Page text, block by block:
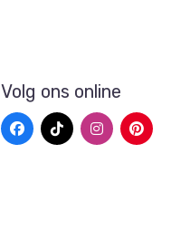
Volg ons online